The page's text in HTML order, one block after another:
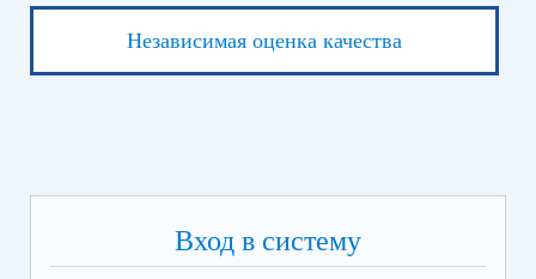
Независимая оценка качества
Вход в систему